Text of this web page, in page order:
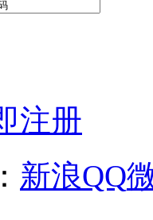
注册
新浪QQ